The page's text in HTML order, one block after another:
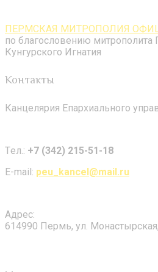
ПЕРМСКАЯ МИТРОПОЛИЯ
по благословению митрополита
Кунгурского Игнатия
Контакты
Канцелярия Епархиального
Tел.: +7 (342) 215-51-18
E-mail: peu_kancel@mail.ru
Адрес:
614990 Пермь, ул.